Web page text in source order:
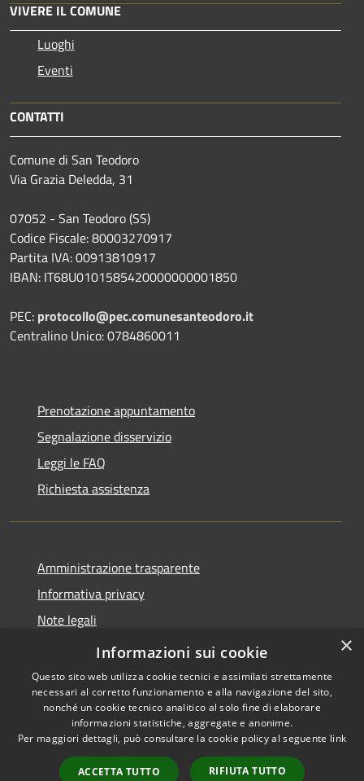
VIVERE IL COMUNE
Luoghi
Eventi
CONTATTI
Comune di San Teodoro
Via Grazia Deledda, 31
07052 - San Teodoro (SS)
Codice Fiscale: 80003270917
Partita IVA: 00913810917
IBAN: IT68U0101585420000000001850
PEC: protocollo@pec.comunesanteodoro.it
Centralino Unico: 0784860011
Prenotazione appuntamento
Segnalazione disservizio
Leggi le FAQ
Richiesta assistenza
Amministrazione trasparente
Informativa privacy
Note legali
Dichiarazione di accessibilità
Accessibilità
Copyright © 2026 • Comune di
San Teodoro • Powered by
Municipium•
Accesso
×
Informazioni sui cookie
Questo sito web utilizza cookie tecnici e assimilati strettamente
necessari al corretto funzionamento e alla navigazione del sito,
nonché un cookie tecnico analitico al solo fine di elaborare
informazioni statistiche, aggregate e anonime.
Per maggiori dettagli, può consultare la cookie policy al seguente link
ACCETTA TUTTO RIFIUTA TUTTO